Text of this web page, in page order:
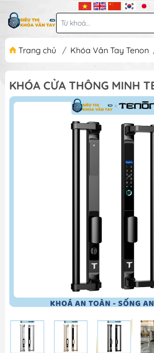
Trang chủ / Khóa Vân Tay Tenon
KHÓA CỬA THÔNG MINH